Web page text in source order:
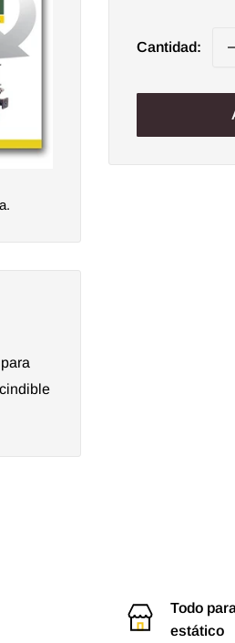
Cantidad:
Todo
estático